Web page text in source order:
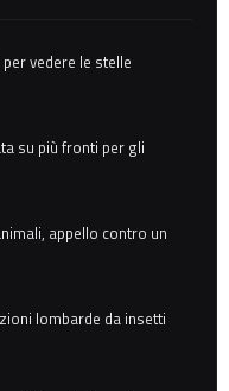
vedere le stelle
su più fronti per gli
appello contro un
lombarde da insetti